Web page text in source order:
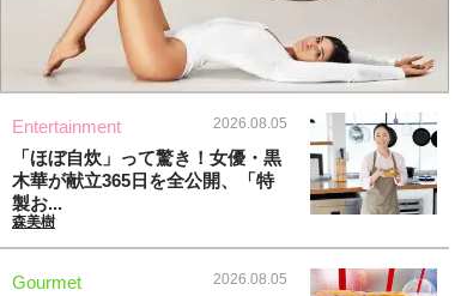
Entertainment 2026.08.05
「ほぼ自炊」って驚き！女優・黒
木華が献立365日を全公開、「特
製お...
森美樹
Gourmet 2026.08.05